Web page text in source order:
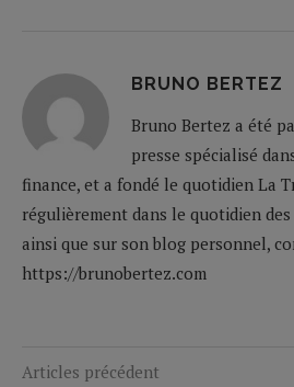
BRUNO BERTEZ
Bruno Bertez a été
presse spécialisé
finance, et a fondé le quotidien La
régulièrement dans le quotidien des
ainsi que sur son blog personnel,
https://brunobertez.com
Articles précédent